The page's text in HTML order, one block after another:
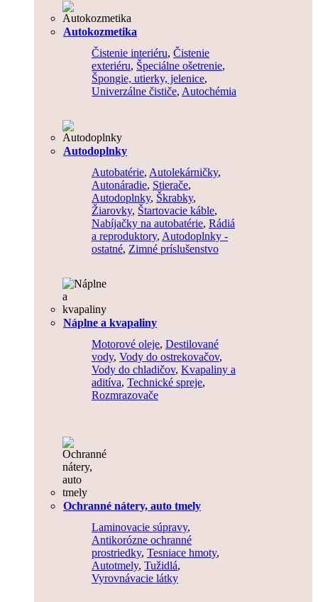
Autokozmetika
Čistenie interiéru, Čistenie
exteriéru, Špeciálne ošetrenie,
Špongie, utierky, jelenice,
Univerzálne čističe, Autochémia
Autodoplnky
Autobatérie, Autolekárničky,
Autonáradie, Stierače,
Autodoplnky, Škrabky,
Žiarovky, Štartovacie káble,
Nabíjačky na autobatérie, Rádiá
a reproduktory, Autodoplnky -
ostatné, Zimné príslušenstvo
Náplne a kvapaliny
Motorové oleje, Destilované
vody, Vody do ostrekovačov,
Vody do chladičov, Kvapaliny a
aditíva, Technické spreje,
Rozmrazovače
Ochranné nátery, auto tmely
Laminovacie súpravy,
Antikorózne ochranné
prostriedky, Tesniace hmoty,
Autotmely, Tužidlá,
Vyrovnávacie látky